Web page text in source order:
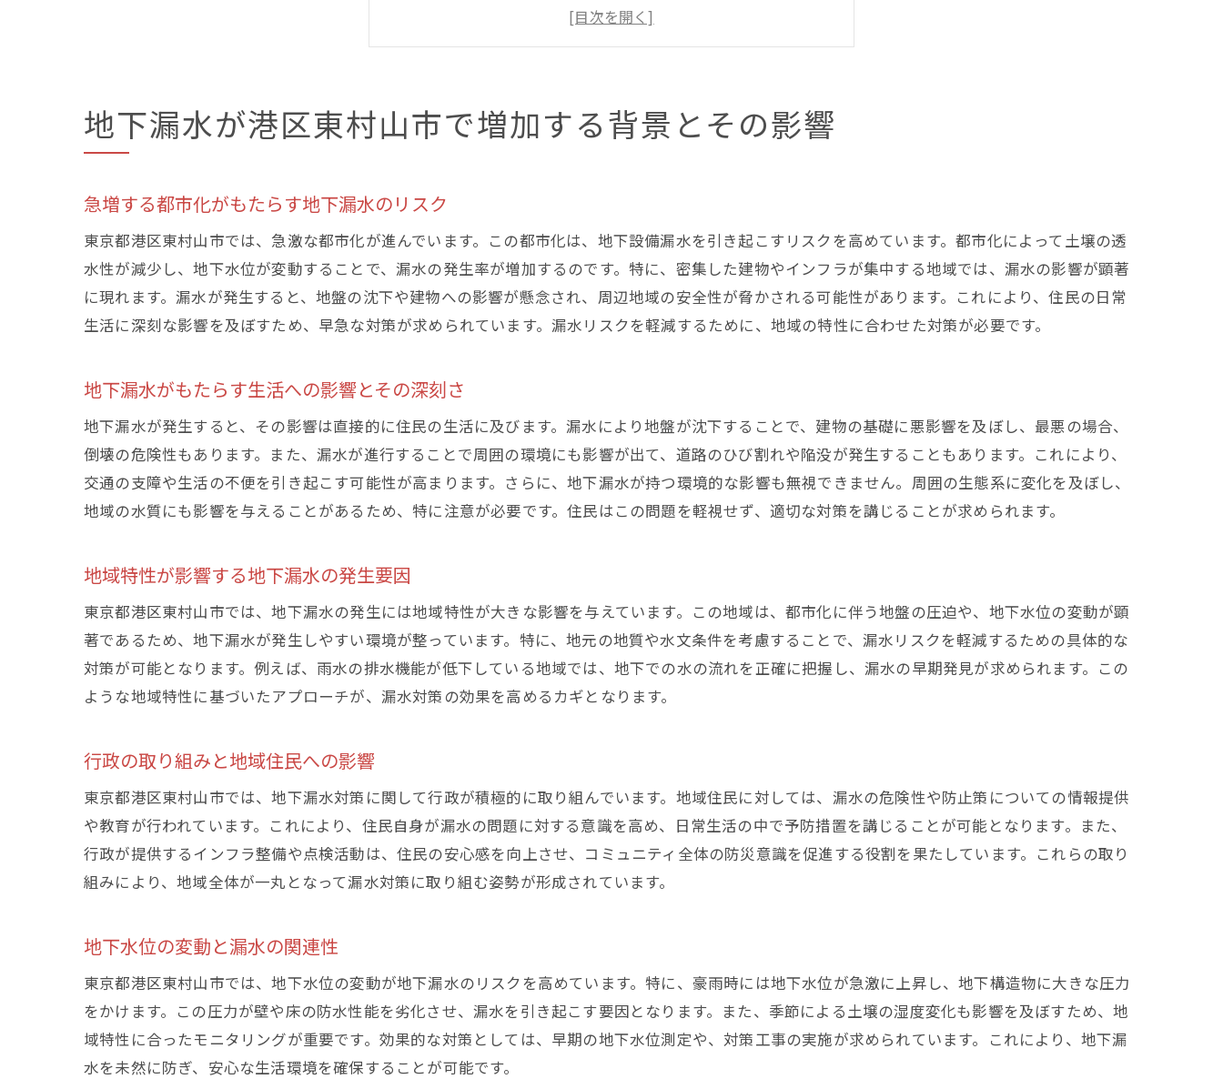
地域特性が影響する地下漏水の発生要因
行政の取り組みと地域住民への影響
未来の都市計画における漏水対策の必要性
自然災害が地下設備漏水を引き起こす理由とは
土壌の変化が安定性に与える影響
地形と気候の相互作用による漏水リスク
災害時の緊急対応策とその実効性
災害予測技術の進化と漏水防止への期待
早期発見が可能にする被害の最小化
漏水検知技術の進化とその活用法
地域住民への早期警報システムの導入
コスト削減を実現する予防保全の意義
早期介入がもたらすインフラ維持の効果
東村山市での革新的な漏水対策プロジェクト
地域協力を促進するコミュニティ参加型アプローチ
技術革新が可能にした新しい漏水防止策
東京都港区東村山市での地下漏水検査方法とその効果
最新技術を用いた漏水検査の手法
定期検査の重要性とその実施方法
データ分析が可能にする将来の漏水予測
専門家が語る地下漏水対策の最前線とその必要性
漏水対策の最新トレンドと技術革新
地下漏水が港区東村山市で増加する背景とその影響
急増する都市化がもたらす地下漏水のリスク
東京都港区東村山市では、急激な都市化が進んでいます。この都市化は、地下設備漏水を引き起こすリスクを高めています。都市化によって土壌の透
水性が減少し、地下水位が変動することで、漏水の発生率が増加するのです。特に、密集した建物やインフラが集中する地域では、漏水の影響が顕著
に現れます。漏水が発生すると、地盤の沈下や建物への影響が懸念され、周辺地域の安全性が脅かされる可能性があります。これにより、住民の日常
生活に深刻な影響を及ぼすため、早急な対策が求められています。漏水リスクを軽減するために、地域の特性に合わせた対策が必要です。
地下漏水がもたらす生活への影響とその深刻さ
地下漏水が発生すると、その影響は直接的に住民の生活に及びます。漏水により地盤が沈下することで、建物の基礎に悪影響を及ぼし、最悪の場合、
倒壊の危険性もあります。また、漏水が進行することで周囲の環境にも影響が出て、道路のひび割れや陥没が発生することもあります。これにより、
交通の支障や生活の不便を引き起こす可能性が高まります。さらに、地下漏水が持つ環境的な影響も無視できません。周囲の生態系に変化を及ぼし、
地域の水質にも影響を与えることがあるため、特に注意が必要です。住民はこの問題を軽視せず、適切な対策を講じることが求められます。
地域特性が影響する地下漏水の発生要因
東京都港区東村山市では、地下漏水の発生には地域特性が大きな影響を与えています。この地域は、都市化に伴う地盤の圧迫や、地下水位の変動が顕
著であるため、地下漏水が発生しやすい環境が整っています。特に、地元の地質や水文条件を考慮することで、漏水リスクを軽減するための具体的な
対策が可能となります。例えば、雨水の排水機能が低下している地域では、地下での水の流れを正確に把握し、漏水の早期発見が求められます。この
ような地域特性に基づいたアプローチが、漏水対策の効果を高めるカギとなります。
行政の取り組みと地域住民への影響
東京都港区東村山市では、地下漏水対策に関して行政が積極的に取り組んでいます。地域住民に対しては、漏水の危険性や防止策についての情報提供
や教育が行われています。これにより、住民自身が漏水の問題に対する意識を高め、日常生活の中で予防措置を講じることが可能となります。また、
行政が提供するインフラ整備や点検活動は、住民の安心感を向上させ、コミュニティ全体の防災意識を促進する役割を果たしています。これらの取り
組みにより、地域全体が一丸となって漏水対策に取り組む姿勢が形成されています。
地下水位の変動と漏水の関連性
東京都港区東村山市では、地下水位の変動が地下漏水のリスクを高めています。特に、豪雨時には地下水位が急激に上昇し、地下構造物に大きな圧力
をかけます。この圧力が壁や床の防水性能を劣化させ、漏水を引き起こす要因となります。また、季節による土壌の湿度変化も影響を及ぼすため、地
域特性に合ったモニタリングが重要です。効果的な対策としては、早期の地下水位測定や、対策工事の実施が求められています。これにより、地下漏
水を未然に防ぎ、安心な生活環境を確保することが可能です。